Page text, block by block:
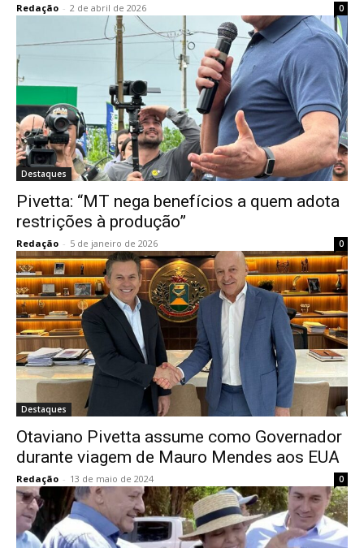
Redação - 2 de abril de 2026 0
Destaques
Pivetta: “MT nega benefícios a quem adota
restrições à produção”
Redação - 5 de janeiro de 2026 0
Destaques
Otaviano Pivetta assume como Governador
durante viagem de Mauro Mendes aos EUA
Redação - 13 de maio de 2024 0